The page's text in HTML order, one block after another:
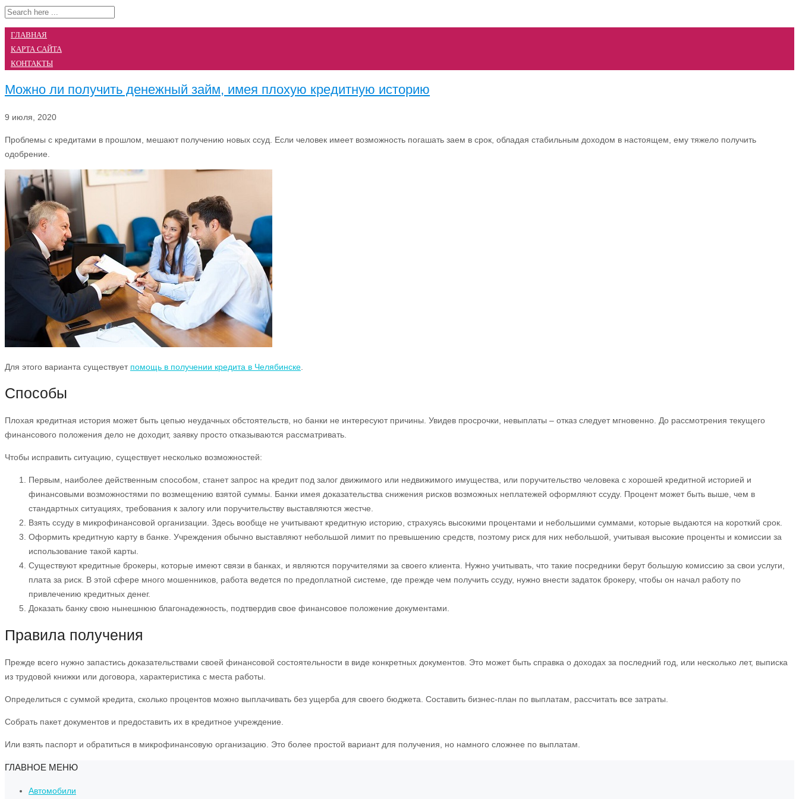
ГЛАВНАЯ
КАРТА САЙТА
КОНТАКТЫ
Можно ли получить денежный займ, имея плохую кредитную историю
9 июля, 2020
Проблемы с кредитами в прошлом, мешают получению новых ссуд. Если человек имеет возможность погашать заем в срок, обладая стабильным доходом в настоящем, ему тяжело получить
одобрение.
Для этого варианта существует помощь в получении кредита в Челябинске
Способы
Плохая кредитная история может быть цепью неудачных обстоятельств, но банки не интересуют причины. Увидев просрочки, невыплаты – отказ следует мгновенно. До рассмотрения текущего
финансового положения дело не доходит, заявку просто отказываются рассматривать.
Чтобы исправить ситуацию, существует несколько возможностей:
Первым, наиболее действенным способом, станет запрос на кредит под залог движимого или недвижимого имущества, или поручительство человека с хорошей кредитной историей и
финансовыми возможностями по возмещению взятой суммы. Банки имея доказательства снижения рисков возможных неплатежей оформляют ссуду. Процент может быть выше, чем в
стандартных ситуациях, требования к залогу или поручительству выставляются жестче.
Взять ссуду в микрофинансовой организации. Здесь вообще не учитывают кредитную историю, страхуясь высокими процентами и небольшими суммами, которые выдаются на короткий срок.
Оформить кредитную карту в банке. Учреждения обычно выставляют небольшой лимит по превышению средств, поэтому риск для них небольшой, учитывая высокие проценты и комиссии за
использование такой карты.
Существуют кредитные брокеры, которые имеют связи в банках, и являются поручителями за своего клиента. Нужно учитывать, что такие посредники берут большую комиссию за свои услуги,
плата за риск. В этой сфере много мошенников, работа ведется по предоплатной системе, где прежде чем получить ссуду, нужно внести задаток брокеру, чтобы он начал работу по
привлечению кредитных денег.
Доказать банку свою нынешнюю благонадежность, подтвердив свое финансовое положение документами.
Правила получения
Прежде всего нужно запастись доказательствами своей финансовой состоятельности в виде конкретных документов. Это может быть справка о доходах за последний год, или несколько лет, выписка
из трудовой книжки или договора, характеристика с места работы.
Определиться с суммой кредита, сколько процентов можно выплачивать без ущерба для своего бюджета. Составить бизнес-план по выплатам, рассчитать все затраты.
Собрать пакет документов и предоставить их в кредитное учреждение.
Или взять паспорт и обратиться в микрофинансовую организацию. Это более простой вариант для получения, но намного сложнее по выплатам.
ГЛАВНОЕ МЕНЮ
Автомобили